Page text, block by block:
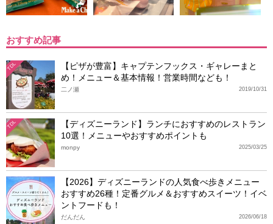
おすすめ記事
TDL
【ピザが豊富】キャプテンフックス・ギャレーまと
め！メニュー＆基本情報！営業時間なども！
2019/10/31
二ノ瀬
TDL
【ディズニーランド】ランチにおすすめのレストラン
10選！メニューやおすすめポイントも
2025/03/25
monpy
【2026】ディズニーランドの人気食べ歩きメニュー
おすすめ26種！定番グルメ＆おすすめスイーツ！イベ
ントフードも！
2026/06/18
だんだん